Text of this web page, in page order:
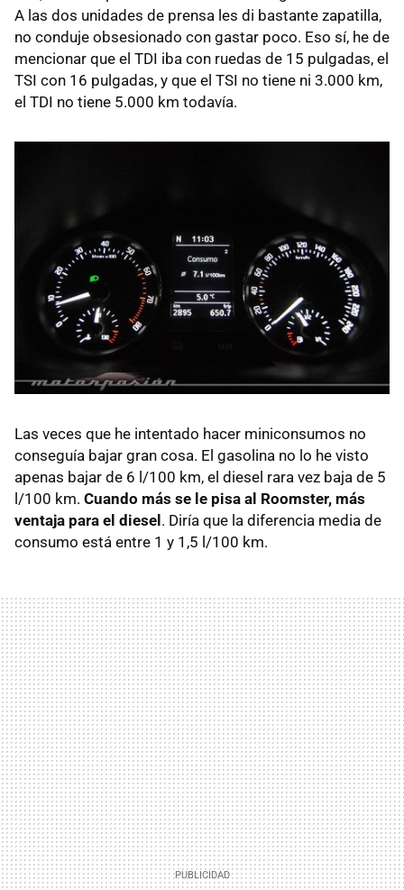
A las dos unidades de prensa les di bastante zapatilla,
no conduje obsesionado con gastar poco. Eso sí, he de
mencionar que el TDI iba con ruedas de 15 pulgadas, el
TSI con 16 pulgadas, y que el TSI no tiene ni 3.000 km,
el TDI no tiene 5.000 km todavía.
Las veces que he intentado hacer miniconsumos no
conseguía bajar gran cosa. El gasolina no lo he visto
apenas bajar de 6 l/100 km, el diesel rara vez baja de 5
l/100 km. Cuando más se le pisa al Roomster, más
ventaja para el diesel. Diría que la diferencia media de
consumo está entre 1 y 1,5 l/100 km.